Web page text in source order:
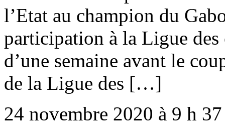
l’Etat au champion du
participation à la Ligue
d’une semaine avant le
de la Ligue des […]
24 novembre 2020 à 9 h